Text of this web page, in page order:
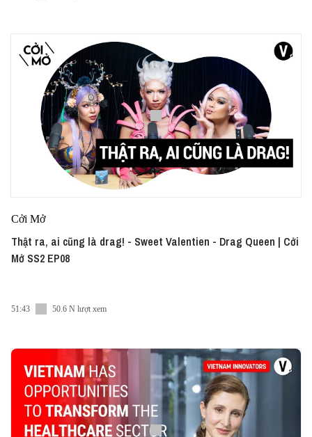
Cởi Mở
Thật ra, ai cũng là drag! - Sweet Valentien - Drag Queen | Cởi
Mở SS2 EP08
51:43 50.6 N lượt xem